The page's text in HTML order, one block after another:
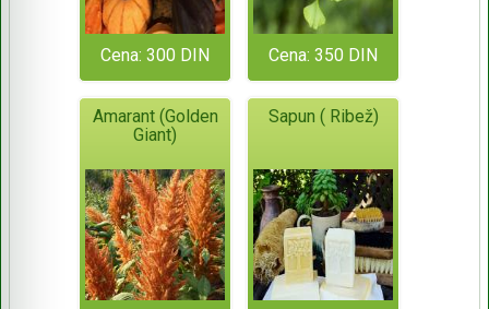
Cena: 300 DIN Cena: 350 DIN
Amarant (Golden
Giant)
Sapun ( Ribež)